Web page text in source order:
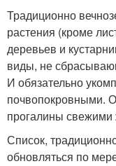
Традиционно
растения (кроме
деревьев и
виды, не
И обязательно
почвопокровными.
прогалины
Список,
обновляться по